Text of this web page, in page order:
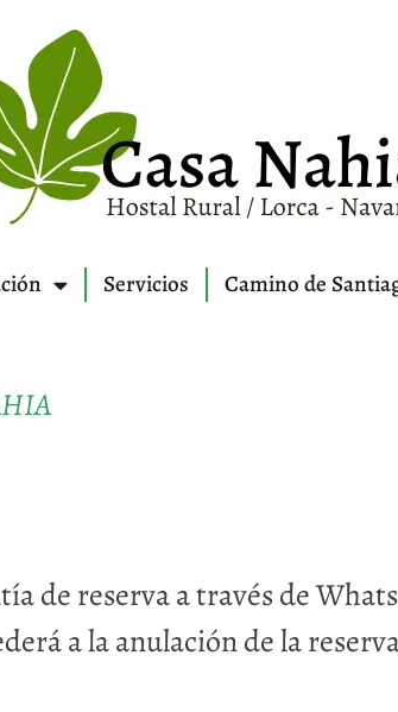
Servicios Camino de
de reserva a través de
a la anulación de la